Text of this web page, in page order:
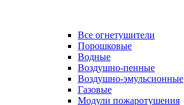
Все огнетушители
Порошковые
Водные
Воздушно-пенные
Воздушно-эмульсионные
Газовые
Модули пожаротушения